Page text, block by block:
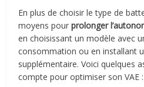
En plus de choisir le type de
moyens pourprolonger
en choisissant un modèle avec
consommation ou en installant
supplémentaire. Voici quelques
compte pour optimiser son VAE :